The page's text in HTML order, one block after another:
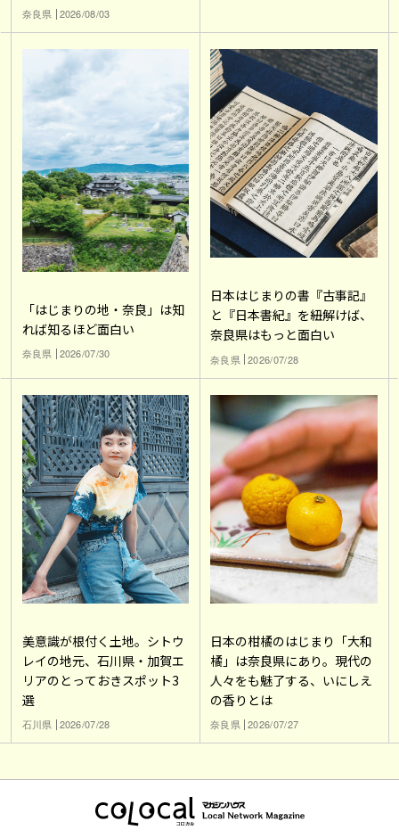
奈良県 2026/08/03
「はじまりの地・奈良」は知
れば知るほど面白い
奈良県 2026/07/30
日本はじまりの書『古事記』
と『日本書紀』を紐解けば、
奈良県はもっと面白い
奈良県 2026/07/28
美意識が根付く土地。シトウ
レイの地元、石川県・加賀エ
リアのとっておきスポット3
選
石川県 2026/07/28
日本の柑橘のはじまり「大和
橘」は奈良県にあり。現代の
人々をも魅了する、いにしえ
の香りとは
奈良県 2026/07/27